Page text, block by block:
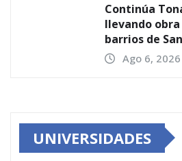
Continúa
llevando
barrios de
Ago 6, 2026
UNIVERSIDADES